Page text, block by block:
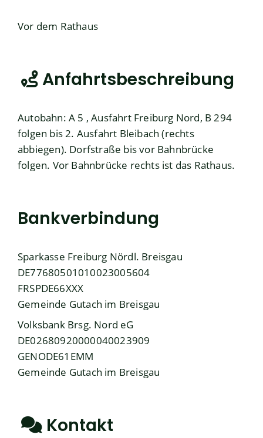
Vor dem Rathaus
Anfahrtsbeschreibung
Autobahn: A 5 , Ausfahrt Freiburg Nord, B 294
folgen bis 2. Ausfahrt Bleibach (rechts
abbiegen). Dorfstraße bis vor Bahnbrücke
folgen. Vor Bahnbrücke rechts ist das Rathaus.
Bankverbindung
Sparkasse Freiburg Nördl. Breisgau
DE77680501010023005604
FRSPDE66XXX
Gemeinde Gutach im Breisgau
Volksbank Brsg. Nord eG
DE02680920000040023909
GENODE61EMM
Gemeinde Gutach im Breisgau
Kontakt